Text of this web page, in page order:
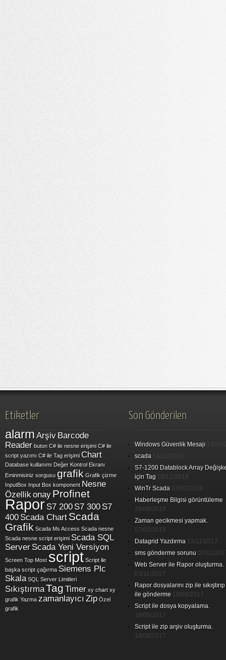
Etiketler
alarmArşiv Barcode
Reader buton C# ile nesne erişimi C# ile
script yazımı C# ile Tag erişimi Chart
Database kullanımı Değer Kontrol Ekranı
Eminmisiniz sorgusu grafik Grafik çizme
InputBox Input Box komponent Nesne
Özellikonay Profinet
Rapor S7 200 S7 300 S7
400 Scada Chart Scada
Grafik Scada Ms Access Scada nesne
Scada nesne script erişimi Scada SQL
Server Scada Yeni Versiyon
Screen Top Most script Script ile
başka script çağırma Siemens Plc
Skala SQL Server Limitleri
SıkıştırmaTag Timer xy chart xy
grafik Yazma zamanlayıcı Zip Özel
grafik
Son Gönderilen
Windows Güvenlik Mesajı
scada
S7-1200 Datablock Array
için Tag 08/12/2018
WinTr Scada 23/07/2018
Haberleşme Bilgisi görüntüleme
28/06/2018
Zaman gecikmesi yapmak.
07/02/2018
Datagrid Yazdırma 13/11/2017
sms gönderme sorunu 07/11/
Web Server ile Rapor oluşturma.
03/11/2017
Rapor dosyalarını zip ile
ile gönderme 18/08/2017
Script ile dosya kopyalama.
18/08/2017
Script ile zip arşiv oluşturma.
18/08/2017